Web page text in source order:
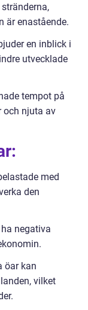
är enastående.
en inblick i
utvecklade
tempot på
och njuta av
med
den
negativa
öar kan
vilket